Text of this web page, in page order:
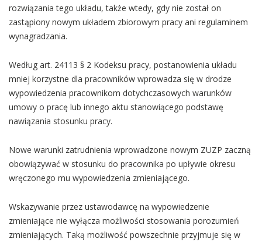
rozwiązania tego układu, także wtedy, gdy nie został on
zastąpiony nowym układem zbiorowym pracy ani regulaminem
wynagradzania.
Według art. 24113 § 2 Kodeksu pracy, postanowienia układu
mniej korzystne dla pracowników wprowadza się w drodze
wypowiedzenia pracownikom dotychczasowych warunków
umowy o pracę lub innego aktu stanowiącego podstawę
nawiązania stosunku pracy.
Nowe warunki zatrudnienia wprowadzone nowym ZUZP zaczną
obowiązywać w stosunku do pracownika po upływie okresu
wręczonego mu wypowiedzenia zmieniającego.
Wskazywanie przez ustawodawcę na wypowiedzenie
zmieniające nie wyłącza możliwości stosowania porozumień
zmieniających. Taką możliwość powszechnie przyjmuje się w